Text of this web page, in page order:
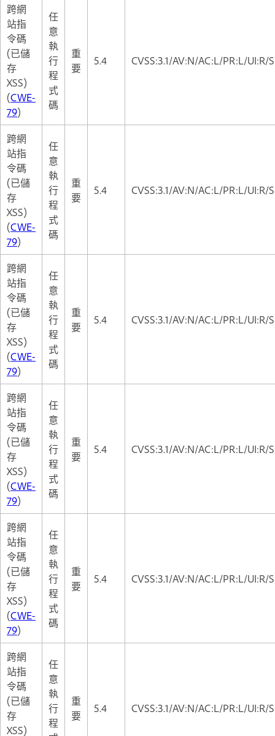
跨網
站指
令碼
(已儲
存
XSS)
(CWE-
79)
任
意
執
行
程
式
碼
重
要
5.4 CVSS:3.1/AV:N/AC:L/PR:L/UI:R/
跨網
站指
令碼
(已儲
存
XSS)
(CWE-
79)
任
意
執
行
程
式
碼
重
要
5.4 CVSS:3.1/AV:N/AC:L/PR:L/UI:R/
跨網
站指
令碼
(已儲
存
XSS)
(CWE-
79)
任
意
執
行
程
式
碼
重
要
5.4 CVSS:3.1/AV:N/AC:L/PR:L/UI:R/
跨網
站指
令碼
(已儲
存
XSS)
(CWE-
79)
任
意
執
行
程
式
碼
重
要
5.4 CVSS:3.1/AV:N/AC:L/PR:L/UI:R/
跨網
站指
令碼
(已儲
存
XSS)
(CWE-
79)
任
意
執
行
程
式
碼
重
要
5.4 CVSS:3.1/AV:N/AC:L/PR:L/UI:R/
跨網
站指
令碼
(已儲
存
XSS)
任
意
執
行
程
重
要
5.4 CVSS:3.1/AV:N/AC:L/PR:L/UI:R/